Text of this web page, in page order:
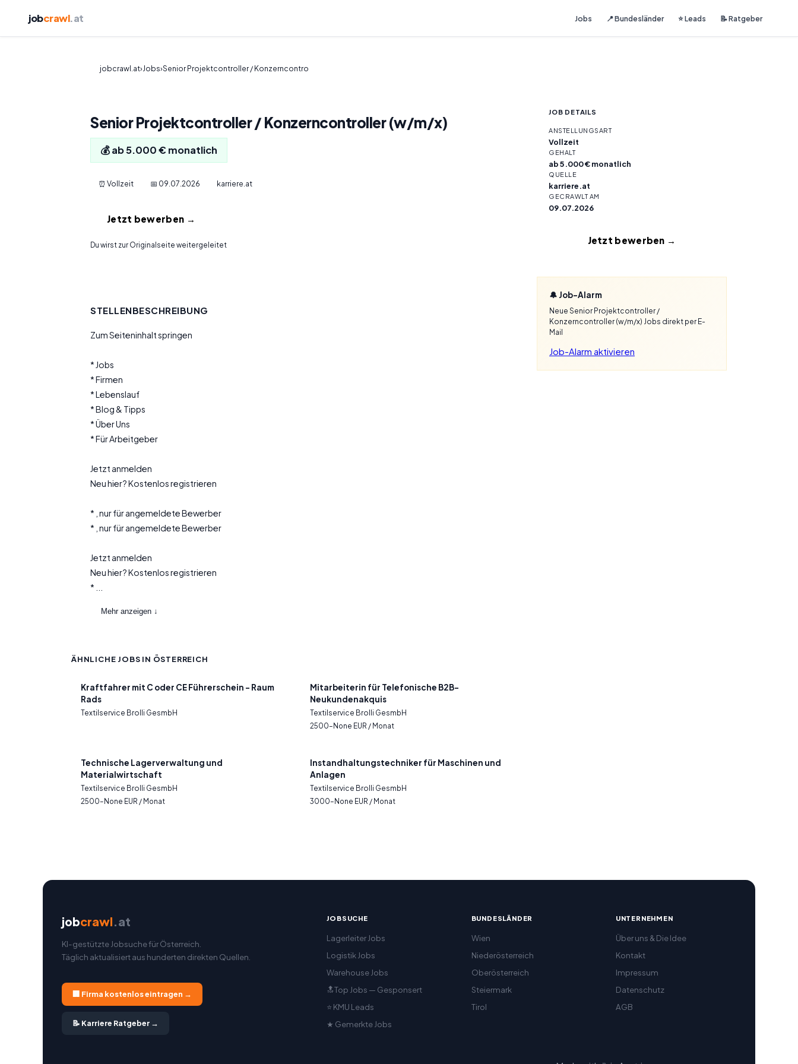
jobcrawl.at Jobs 📍 Bundesländer ⭐ Leads 📝 Ratgeber
jobcrawl.at›Jobs›Senior Projektcontroller / Konzerncontro
Senior Projektcontroller / Konzerncontroller (w/m/x)
💰 ab 5.000 € monatlich
⏰ Vollzeit 📅 09.07.2026 karriere.at
Jetzt bewerben →
Du wirst zur Originalseite weitergeleitet
STELLENBESCHREIBUNG
Zum Seiteninhalt springen
* Jobs
* Firmen
* Lebenslauf
* Blog & Tipps
* Über Uns
* Für Arbeitgeber
Jetzt anmelden
Neu hier? Kostenlos registrieren
* , nur für angemeldete Bewerber
* , nur für angemeldete Bewerber
Jetzt anmelden
Neu hier? Kostenlos registrieren
* ...
Mehr anzeigen ↓
ÄHNLICHE JOBS IN ÖSTERREICH
Kraftfahrer mit C oder CE Führerschein – Raum
Rads
Textilservice Brolli GesmbH
Mitarbeiterin für Telefonische B2B-
Neukundenakquis
Textilservice Brolli GesmbH
2500–None EUR / Monat
Technische Lagerverwaltung und
Materialwirtschaft
Textilservice Brolli GesmbH
2500–None EUR / Monat
Instandhaltungstechniker für Maschinen und
Anlagen
Textilservice Brolli GesmbH
3000–None EUR / Monat
JOB DETAILS
ANSTELLUNGSART
Vollzeit
GEHALT
ab 5.000 € monatlich
QUELLE
karriere.at
GECRAWLT AM
09.07.2026
Jetzt bewerben →
🔔 Job-Alarm
Neue Senior Projektcontroller /
Konzerncontroller (w/m/x) Jobs direkt per E-
Mail
Job-Alarm aktivieren
jobcrawl.at
KI-gestützte Jobsuche für Österreich.
Täglich aktualisiert aus hunderten direkten Quellen.
🏢 Firma kostenlos eintragen →
📝 Karriere Ratgeber →
JOBSUCHE
Lagerleiter Jobs
Logistik Jobs
Warehouse Jobs
🔝Top Jobs — Gesponsert
⭐ KMU Leads
★ Gemerkte Jobs
BUNDESLÄNDER
Wien
Niederösterreich
Oberösterreich
Steiermark
Tirol
UNTERNEHMEN
Über uns & Die Idee
Kontakt
Impressum
Datenschutz
AGB